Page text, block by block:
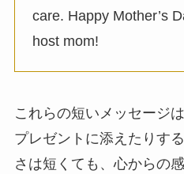
care. Happy Mother’s
host mom!
これらの短いメッセージ
プレゼントに添えたりす
さは短くても、心からの